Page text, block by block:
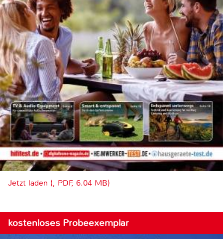
Jetzt laden (, PDF, 6.04 MB)
kostenloses Probeexemplar